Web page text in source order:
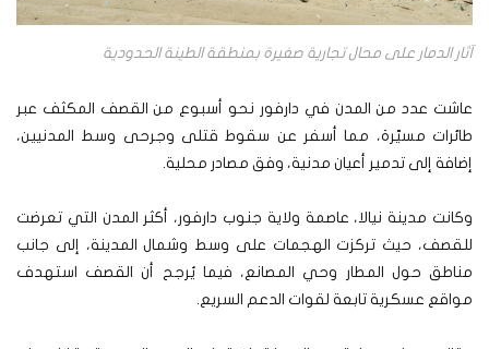
آثار الدمار على محال تجارية صغيرة بمنطقة الطينة الحدودية
عاشت عدد من المدن في دارفور نحو أسبوع من القصف المكثف عبر
طائرات مسيّرة، مما أسفر عن سقوط قتلى وجرحى وسط المدنيين،
إضافة إلى تدمير أعيان مدنية، وفق مصادر محلية.
وكانت مدينة نيالا، عاصمة ولاية جنوب دارفور، أكثر المدن التي تعرضت
للقصف، حيث تركزت الهجمات على وسط وشمال المدينة، إلى جانب
مناطق حول المطار وحي المصانع، فيما يُرجح أن القصف استهدف
مواقع عسكرية تابعة لقوات الدعم السريع.